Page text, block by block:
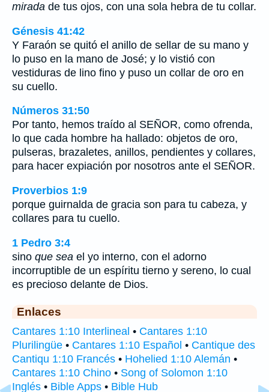
mirada de tus ojos, con una sola hebra de tu collar.
Génesis 41:42
Y Faraón se quitó el anillo de sellar de su mano y
lo puso en la mano de José; y lo vistió con
vestiduras de lino fino y puso un collar de oro en
su cuello.
Números 31:50
Por tanto, hemos traído al SEÑOR, como ofrenda,
lo que cada hombre ha hallado: objetos de oro,
pulseras, brazaletes, anillos, pendientes y collares,
para hacer expiación por nosotros ante el SEÑOR.
Proverbios 1:9
porque guirnalda de gracia son para tu cabeza, y
collares para tu cuello.
1 Pedro 3:4
sino que sea el yo interno, con el adorno
incorruptible de un espíritu tierno y sereno, lo cual
es precioso delante de Dios.
Enlaces
Cantares 1:10 Interlineal • Cantares 1:10
Plurilingüe • Cantares 1:10 Español • Cantique des
Cantiqu 1:10 Francés • Hohelied 1:10 Alemán •
Cantares 1:10 Chino • Song of Solomon 1:10
Inglés • Bible Apps • Bible Hub